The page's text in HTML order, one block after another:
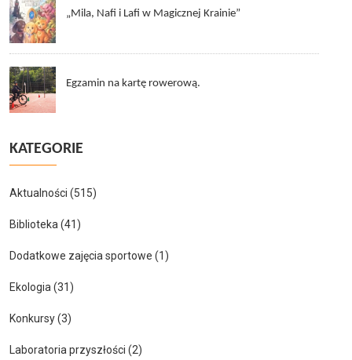
„Mila, Nafi i Lafi w Magicznej Krainie”
Egzamin na kartę rowerową.
KATEGORIE
Aktualności (515)
Biblioteka (41)
Dodatkowe zajęcia sportowe (1)
Ekologia (31)
Konkursy(3)
Laboratoria przyszłości (2)